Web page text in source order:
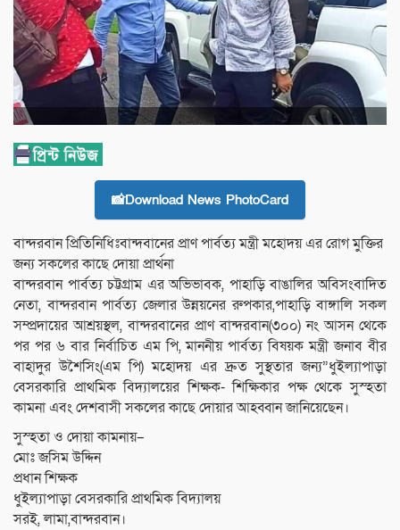
📸Download News PhotoCard
বান্দরবান প্রিতিনিধিঃবান্দবানের প্রাণ পার্বত্য মন্ত্রী মহোদয় এর রোগ মুক্তির
জন্য সকলের কাছে দোয়া প্রার্থনা
বান্দরবান পার্বত্য চট্টগ্রাম এর অভিভাবক, পাহাড়ি বাঙালির অবিসংবাদিত
নেতা, বান্দরবান পার্বত্য জেলার উন্নয়নের রুপকার,পাহাড়ি বাঙ্গালি সকল
সম্প্রদায়ের আশ্রয়স্থল, বান্দরবানের প্রাণ বান্দরবান(৩০০) নং আসন থেকে
পর পর ৬ বার নির্বাচিত এম পি, মাননীয় পার্বত্য বিষয়ক মন্ত্রী জনাব বীর
বাহাদুর উশৈসিং(এম পি) মহোদয় এর দ্রুত সুস্থতার জন্য”ধুইল্যাপাড়া
বেসরকারি প্রাথমিক বিদ্যালয়ের শিক্ষক- শিক্ষিকার পক্ষ থেকে সুস্হতা
কামনা এবং দেশবাসী সকলের কাছে দোয়ার আহব্বান জানিয়েছেন।
সুস্হতা ও দোয়া কামনায়–
মোঃ জসিম উদ্দিন
প্রধান শিক্ষক
ধুইল্যাপাড়া বেসরকারি প্রাথমিক বিদ্যালয়
সরই, লামা,বান্দরবান।